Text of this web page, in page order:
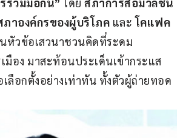
ร่วมมือกัน” โดย สภาการสื่อมวลชน
ภาองค์กรของผู้บริโภค และ โคแฟค
หัวข้อเสวนาชวนคิดที่ระดม
มือง มาสะท้อนประเด็นเข้ากระแส
ลือกตั้งอย่างเท่าทัน ทั้งตัวผู้ถ่ายทอด